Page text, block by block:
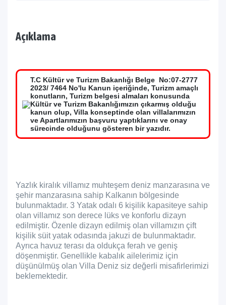
Açıklama
T.C Kültür ve Turizm Bakanlığı Belge No:07-2777
2023/ 7464 No'lu Kanun içeriğinde, Turizm amaçlı
konutların, Turizm belgesi almaları konusunda
Kültür ve Turizm Bakanlığımızın çıkarmış olduğu
kanun olup, Villa konseptinde olan villalarımızın
ve Apartlarımızın başvuru yaptıklarını ve onay
sürecinde olduğunu gösteren bir yazıdır.
Yazlık kiralık villamız muhteşem deniz manzarasına ve
şehir manzarasına sahip Kalkanın bölgesinde
bulunmaktadır. 3 Yatak odalı 6 kişilik kapasiteye sahip
olan villamız son derece lüks ve konforlu dizayn
edilmiştir. Özenle dizayn edilmiş olan villamızın çift
kişilik süit yatak odasında jakuzi de bulunmaktadır.
Ayrıca havuz terası da oldukça ferah ve geniş
döşenmiştir. Genellikle kabalık ailelerimiz için
düşünülmüş olan Villa Deniz siz değerli misafirlerimizi
beklemektedir.